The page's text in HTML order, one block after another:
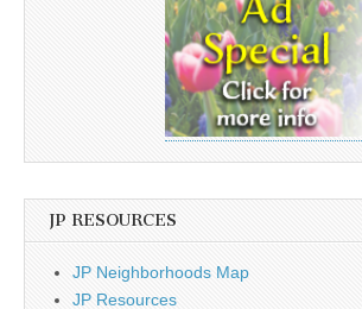
JP RESOURCES
JP Neighborhoods Map
JP Resources